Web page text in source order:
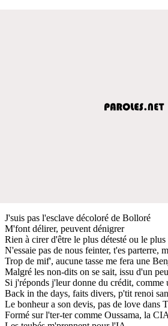
J'suis pas l'esclave décoloré de Bolloré
M'font délirer, peuvent dénigrer
Rien à cirer d'être le plus détesté ou le plus
N'essaie pas de nous feinter, t'es parterre,
Trop de mif', aucune tasse me fera une
Malgré les non-dits on se sait, issu d'un
Si j'réponds j'leur donne du crédit, comme
Back in the days, faits divers, p'tit renoi
Le bonheur a son devis, pas de love dans
Formé sur l'ter-ter comme Oussama, la